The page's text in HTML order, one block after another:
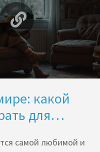
какой
для
самой любимой и